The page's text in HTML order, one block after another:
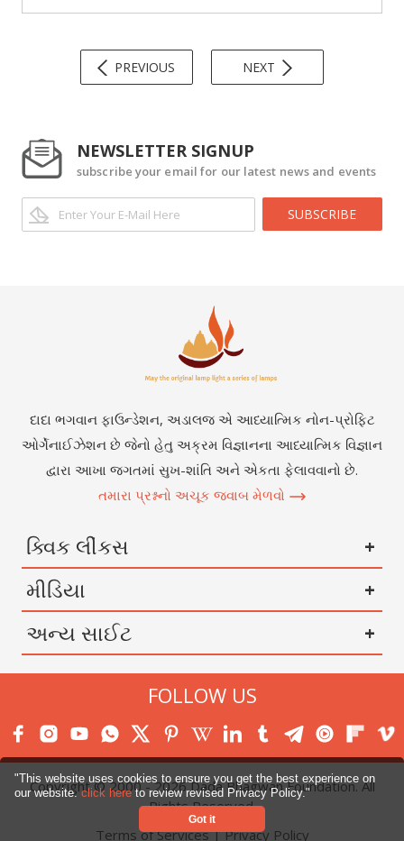
"This website uses cookies to ensure you get the best experience on
our website.click hereto review revised Privacy Policy."
Got it
PREVIOUS NEXT
NEWSLETTER SIGNUP
subscribe your email for our latest news and events
SUBSCRIBE
દાદા ભગવાન ફાઉન્ડેશન, અડાલજ એ આધ્યાત્મિક નોન-પ્રોફિટ
ઓર્ગેનાઈઝેશન છે જેનો હેતુ અક્રમ વિજ્ઞાનના આધ્યાત્મિક વિજ્ઞાન
દ્વારા આખા જગતમાં સુખ-શાંતિ અને એકતા ફેલાવવાનો છે.
તમારા પ્રશ્નનો અચૂક જવાબ મેળવો
ક્વિક લીંકસ
મીડિયા
અન્ય સાઈટ
FOLLOW US
Copyright © 2000 -2026Dada Bhagwan Foundation. All
Rights Reserved.
Terms of Services|Privacy Policy